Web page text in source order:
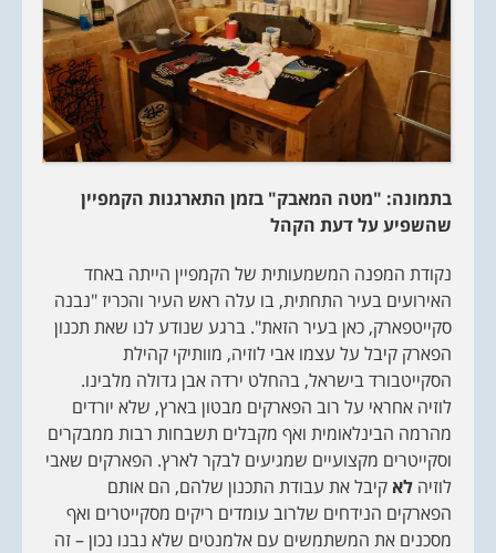
בתמונה: "מטה המאבק" בזמן התארגנות הקמפיין
שהשפיע על דעת הקהל
נקודת המפנה המשמעותית של הקמפיין הייתה באחד
האירועים בעיר התחתית, בו עלה ראש העיר והכריז "נבנה
סקייטפארק, כאן בעיר הזאת". ברגע שנודע לנו שאת תכנון
הפארק קיבל על עצמו אבי לוזיה, מוותיקי קהילת
הסקייטבורד בישראל, בהחלט ירדה אבן גדולה מלבינו.
לוזיה אחראי על רוב הפארקים מבטון בארץ, שלא יורדים
מהרמה הבינלאומית ואף מקבלים תשבחות רבות ממבקרים
וסקייטרים מקצועיים שמגיעים לבקר לארץ. הפארקים שאבי
לוזיה לא קיבל את עבודת התכנון שלהם, הם אותם
הפארקים הנידחים שלרוב עומדים ריקים מסקייטרים ואף
מסכנים את המשתמשים עם אלמנטים שלא נבנו נכון – זה